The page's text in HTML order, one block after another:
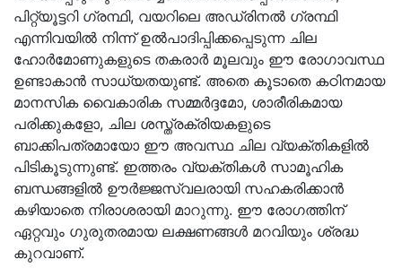
പിറ്റ്യൂട്ടറി ഗ്രന്ഥി, വയറിലെ അഡ്രിനൽ ഗ്രന്ഥി
എന്നിവയിൽ നിന്ന് ഉൽപാദിപ്പിക്കപ്പെടുന്ന ചില
ഹോർമോണുകളുടെ തകരാർ മൂലവും ഈ രോഗാവസ്ഥ
ഉണ്ടാകാൻ സാധ്യതയുണ്ട്. അതെ കൂടാതെ കഠിനമായ
മാനസിക വൈകാരിക സമ്മർദ്ദമോ, ശാരീരികമായ
പരിക്കുകളോ, ചില ശസ്ത്രക്രിയകളുടെ
ബാക്കിപത്രമായോ ഈ അവസ്ഥ ചില വ്യക്തികളിൽ
പിടികൂടുന്നുണ്ട്. ഇത്തരം വ്യക്തികൾ സാമൂഹിക
ബന്ധങ്ങളിൽ ഊർജ്ജസ്വലരായി സഹകരിക്കാൻ
കഴിയാതെ നിരാശരായി മാറുന്നു. ഈ രോഗത്തിന്
ഏറ്റവും ഗുരുതരമായ ലക്ഷണങ്ങൾ മറവിയും ശ്രദ്ധ
കുറവാണ്.